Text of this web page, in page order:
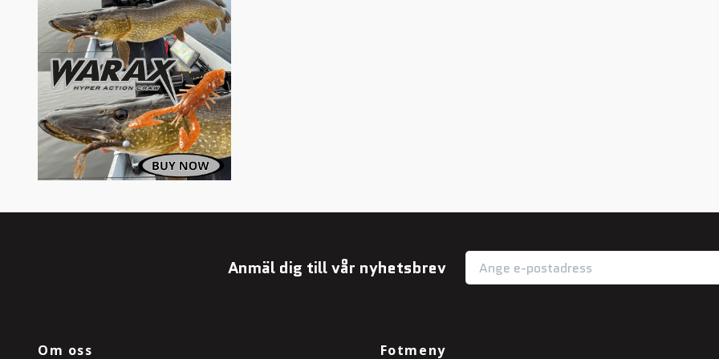
Anmäl dig till vår nyhetsbrev
Om oss Fotmeny